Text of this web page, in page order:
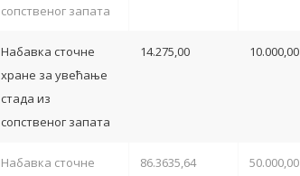
сопственог запата
Набавка сточне
хране за увећање
стада из
сопственог запата
14.275,00 10.000,00
Набавка сточне
86.3635,64 50.000,00